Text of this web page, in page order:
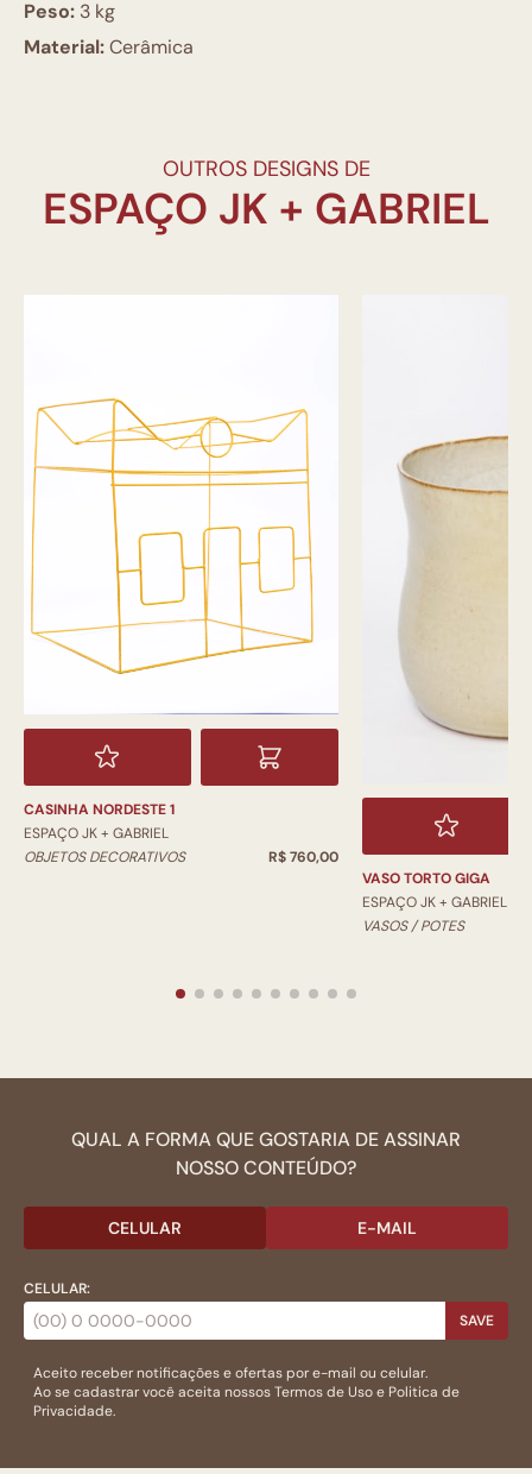
Peso: 3 kg
Material:Cerâmica
OUTROS DESIGNS DE
CASINHA NORDESTE 1
ESPAÇO JK + GABRIEL
OBJETOS DECORATIVOS
R$ 760,00
VASO TORTO GIGA
ESPAÇO JK + GABRIEL
VASOS / POTES
QUAL A FORMA QUE GOSTARIA DE ASSINAR
NOSSO CONTEÚDO?
CELULAR E-MAIL
CELULAR:
SAVE
Aceito receber notificações e ofertas por e-mail ou celular.
Ao se cadastrar você aceita nossosTermos de Usoe Politica de
Privacidade.